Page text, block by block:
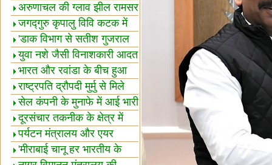
केलिए खुशखबरी!
अरुणाचल की ग्लाव झील रामसर
स्थल घोषित
जगद्गुरु कृपालु विवि कटक में
शैक्षिक सत्र शुरू
'डाक विभाग से सतीश गुजराल
का रिश्ता गहरा'
युवा नशे जैसी विनाशकारी आदत
से दूर रहें-मोदी
भारत और रवांडा के बीच हुआ
व्यापार विस्तार
राष्ट्रपति द्रौपदी मुर्मु से मिले
बस्तर के प्रतिनिधि
सेल कंपनी के मुनाफे में आई भारी
उछाल!
दूरसंचार तकनीक के क्षेत्र में
उत्कृष्टता पुरस्कार
पर्यटन मंत्रालय और एयर
इंडिया में समझौता
'मीराबाई चानू हर भारतीय के